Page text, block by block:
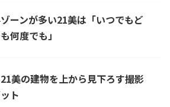
ーンが多い21美は「いつでもど
何度でも」
美の建物を上から見下ろす撮影
ト